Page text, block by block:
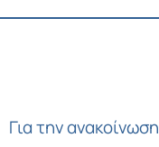
Για την ανακοίνωση